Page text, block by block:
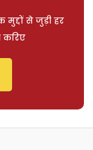
से जुड़ी हर
करिए